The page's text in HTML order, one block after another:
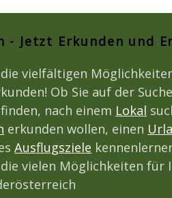
- Jetzt Erkunden und
vielfältigen
Ob Sie auf der
nach einem Lokal
erkunden wollen, einen
Ausflugsziele
vielen Möglichkeiten für